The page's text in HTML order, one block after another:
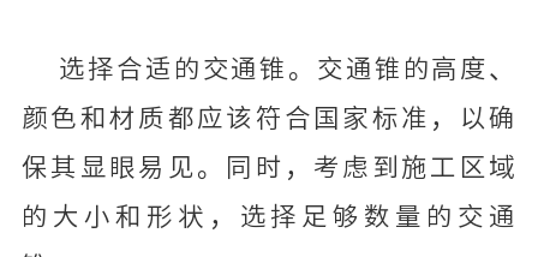
选择合适的交通锥。交通锥的高度、
颜色和材质都应该符合国家标准，以确
保其显眼易见。同时，考虑到施工区域
的大小和形状，选择足够数量的交通